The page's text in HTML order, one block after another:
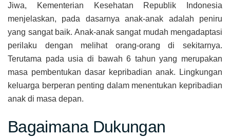
Jiwa, Kementerian Kesehatan Republik Indonesia
menjelaskan, pada dasarnya anak-anak adalah peniru
yang sangat baik. Anak-anak sangat mudah mengadaptasi
perilaku dengan melihat orang-orang di sekitarnya.
Terutama pada usia di bawah 6 tahun yang merupakan
masa pembentukan dasar kepribadian anak. Lingkungan
keluarga berperan penting dalam menentukan kepribadian
anak di masa depan.
Bagaimana Dukungan